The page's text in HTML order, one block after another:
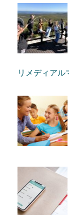
リメディアル